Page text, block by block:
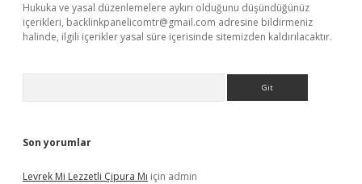
Hukuka ve yasal düzenlemelere aykırı olduğunu düşündüğünüz
içerikleri, backlinkpanelicomtr@gmail.com adresine bildirmeniz
halinde, ilgili içerikler yasal süre içerisinde sitemizden kaldırılacaktır.
Son yorumlar
Levrek Mi Lezzetli Çipura Mı için admin